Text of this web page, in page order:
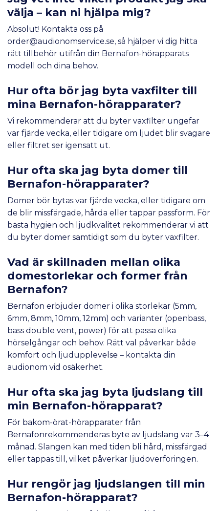
välja – kan ni hjälpa mig?
Absolut! Kontakta oss på
order@audionomservice.se, så hjälper vi dig hitta
rätt tillbehör utifrån din Bernafon-hörapparats
modell och dina behov.
Hur ofta bör jag byta vaxfilter till
mina Bernafon-hörapparater?
Vi rekommenderar att du byter vaxfilter ungefär
var fjärde vecka, eller tidigare om ljudet blir svagare
eller filtret ser igensatt ut.
Hur ofta ska jag byta domer till
Bernafon-hörapparater?
Domer bör bytas var fjärde vecka, eller tidigare om
de blir missfärgade, hårda eller tappar passform. För
bästa hygien och ljudkvalitet rekommenderar vi att
du byter domer samtidigt som du byter vaxfilter.
Vad är skillnaden mellan olika
domestorlekar och former från
Bernafon?
Bernafon erbjuder domer i olika storlekar (5mm,
6mm, 8mm, 10mm, 12mm) och varianter (openbass,
bass double vent, power) för att passa olika
hörselgångar och behov. Rätt val påverkar både
komfort och ljudupplevelse – kontakta din
audionom vid osäkerhet.
Hur ofta ska jag byta ljudslang till
min Bernafon-hörapparat?
För bakom-örat-hörapparater från
Bernafonrekommenderas byte av ljudslang var 3–4
månad. Slangen kan med tiden bli hård, missfärgad
eller täppas till, vilket påverkar ljudöverföringen.
Hur rengör jag ljudslangen till min
Bernafon-hörapparat?